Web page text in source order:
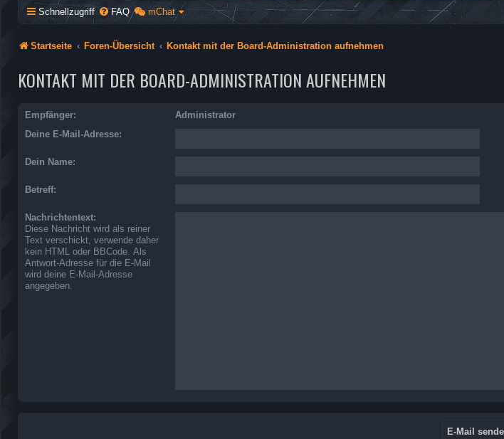
Schnellzugriff FAQ mChat
Startseite Foren-Übersicht Kontakt mit der Board-Administration aufnehmen
KONTAKT MIT DER BOARD-ADMINISTRATION AUFNEHMEN
Empfänger:
Administrator
Deine E-Mail-Adresse:
Dein Name:
Betreff:
Nachrichtentext:
Diese Nachricht wird als reiner
Text verschickt, verwende daher
kein HTML oder BBCode. Als
Antwort-Adresse für die E-Mail
wird deine E-Mail-Adresse
angegeben.